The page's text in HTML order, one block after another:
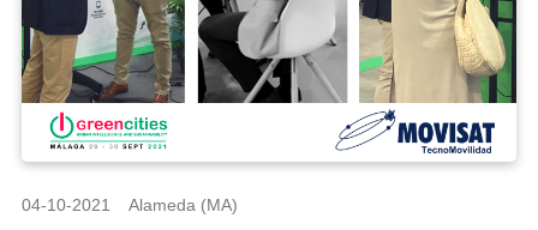
04-10-2021 Alameda (MA)